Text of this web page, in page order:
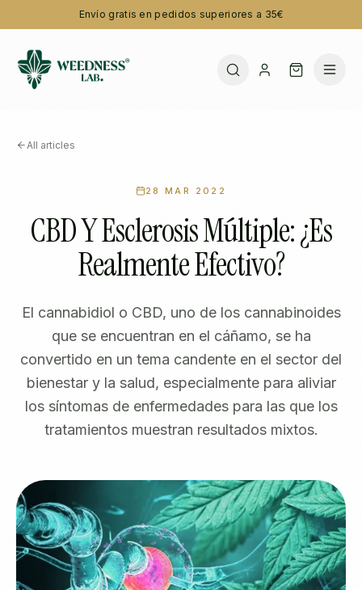
Envío gratis en pedidos superiores a 35€
All articles
28 MAR 2022
CBD Y Esclerosis Múltiple: ¿Es
Realmente Efectivo?
El cannabidiol o CBD, uno de los cannabinoides
que se encuentran en el cáñamo, se ha
convertido en un tema candente en el sector del
bienestar y la salud, especialmente para aliviar
los síntomas de enfermedades para las que los
tratamientos muestran resultados mixtos.